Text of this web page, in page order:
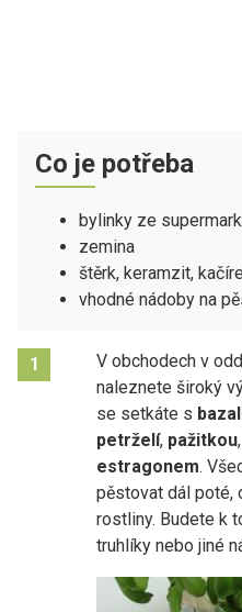
Co je potřeba
bylinky ze
zemina
štěrk, keramzit,
vhodné nádoby na
1
V obchodech v
naleznete široký
se setkáte s
petrželí, pažitkou,
estragonem.
pěstovat dál poté,
rostliny. Budete k
truhlíky nebo jiné